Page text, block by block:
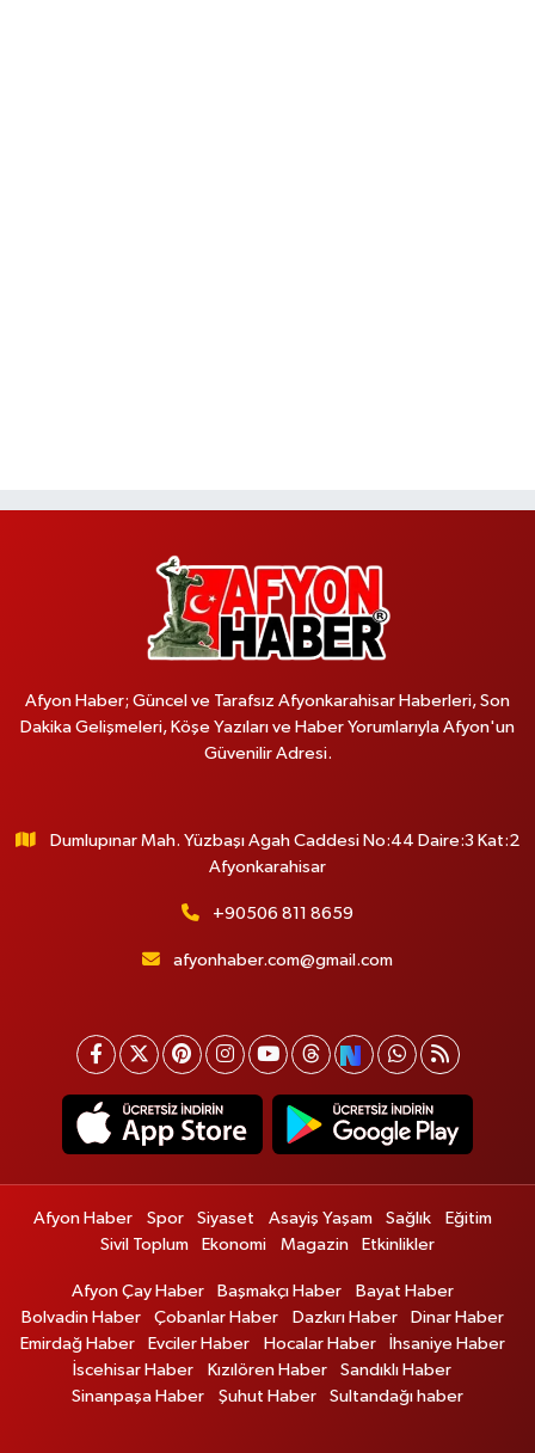
Afyon Haber; Güncel ve Tarafsız Afyonkarahisar Haberleri, Son
Dakika Gelişmeleri, Köşe Yazıları ve Haber Yorumlarıyla Afyon'un
Güvenilir Adresi.
Dumlupınar Mah. Yüzbaşı Agah Caddesi No:44 Daire:3 Kat:2
Afyonkarahisar
+90506 811 8659
afyonhaber.com@gmail.com
Afyon Haber Spor Siyaset Asayiş Yaşam Sağlık
Eğitim
Sivil Toplum
Ekonomi Magazin Etkinlikler
Afyon Çay Haber Başmakçı Haber
Bayat Haber
Bolvadin Haber
Çobanlar Haber Dazkırı Haber
Dinar Haber
Emirdağ Haber
Evciler Haber Hocalar Haber
İhsaniye Haber
İscehisar Haber
Kızılören Haber
Sandıklı Haber
Sinanpaşa Haber
Şuhut Haber Sultandağı haber